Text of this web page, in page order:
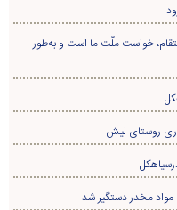
خواست ملّت ما است و به‌طور
روستای لیش